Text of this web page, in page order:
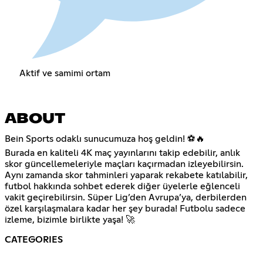
Aktif ve samimi ortam
ABOUT
Bein Sports odaklı sunucumuza hoş geldin! ⚽🔥
Burada en kaliteli 4K maç yayınlarını takip edebilir, anlık
skor güncellemeleriyle maçları kaçırmadan izleyebilirsin.
Aynı zamanda skor tahminleri yaparak rekabete katılabilir,
futbol hakkında sohbet ederek diğer üyelerle eğlenceli
vakit geçirebilirsin. Süper Lig’den Avrupa’ya, derbilerden
özel karşılaşmalara kadar her şey burada! Futbolu sadece
izleme, bizimle birlikte yaşa! 🚀
CATEGORIES